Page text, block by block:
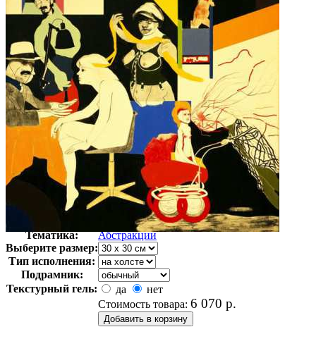
Автор:
Китай Рон
Поп-арт
Тематика:
Абстракции
Выберите размер:
Тип исполнения:
Подрамник:
Текстурный гель:
да
нет
Стоимость товара: 6 070 р.